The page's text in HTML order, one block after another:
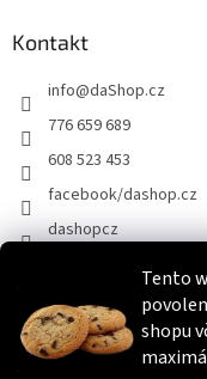
Tento
shopu
Kontakt
info@daShop.cz
776 659 689
608 523 453
facebook/dashop.cz
dashopcz